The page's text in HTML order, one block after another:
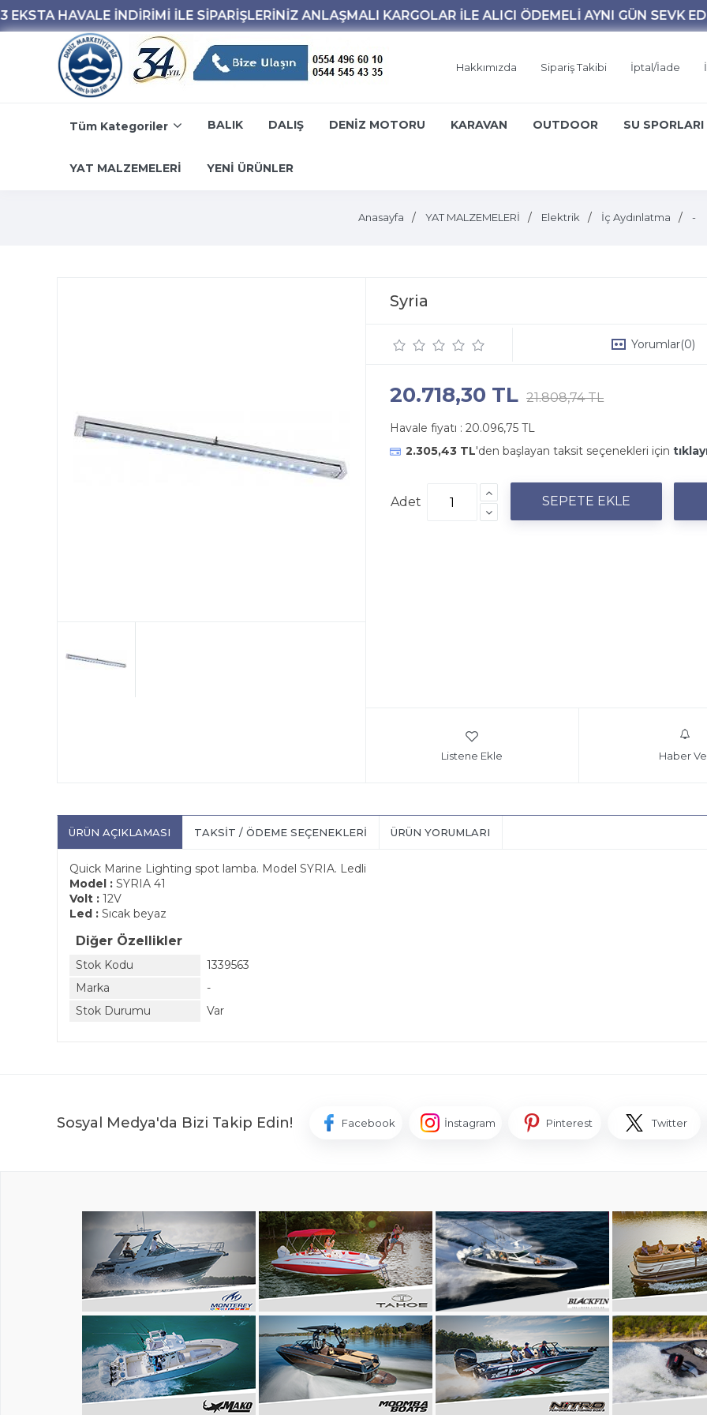
Hakkımızda Sipariş Takibi İptal/İade
Tüm Kategoriler BALIK DALIŞ DENİZ MOTORU KARAVAN OUTDOOR SU SPORLARI
YAT MALZEMELERİ YENİ ÜRÜNLER
Anasayfa YAT MALZEMELERİ Elektrik İç Aydınlatma -
Syria
Yorumlar(0)
20.718,30 TL 21.808,74 TL
Havale fiyatı : 20.096,75 TL
2.305,43 TL'den başlayan taksit seçenekleri için
Adet
Listene Ekle Haber
ÜRÜN AÇIKLAMASI TAKSIT / ÖDEME SEÇENEKLERI ÜRÜN YORUMLARI
Quick Marine Lighting spot lamba. Model SYRIA. Ledli
Model : SYRIA 41
Volt : 12V
Led : Sıcak beyaz
Diğer Özellikler
Stok Kodu
1339563
Marka
-
Stok Durumu
Var
Sosyal Medya'da Bizi Takip Edin! Facebook İnstagram Pinterest Twitter